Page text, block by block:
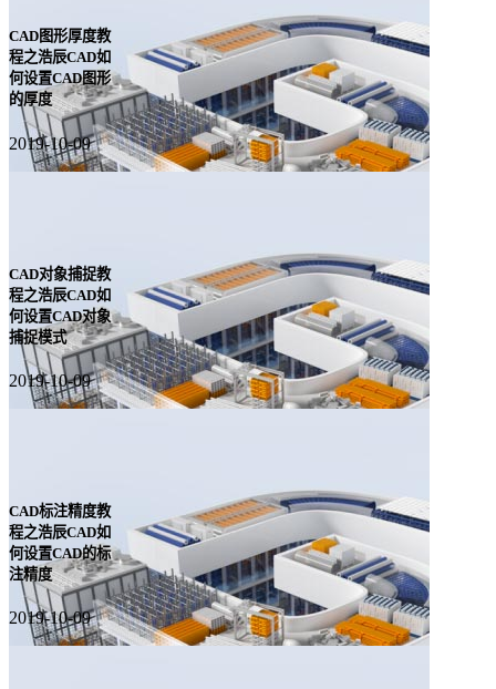
CAD图形厚度教
程之浩辰CAD如
何设置CAD图形
的厚度
2019-10-09
CAD对象捕捉教
程之浩辰CAD如
何设置CAD对象
捕捉模式
2019-10-09
CAD标注精度教
程之浩辰CAD如
何设置CAD的标
注精度
2019-10-09